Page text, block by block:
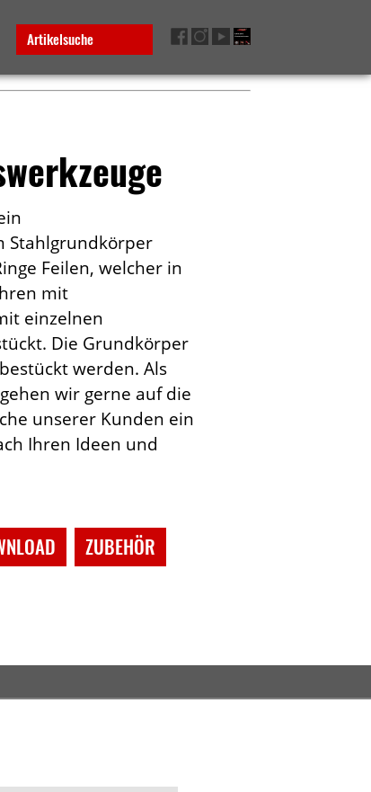
Artikelsuche
Stahlgrundkörper
Feilen, welcher in
mit
einzelnen
Die Grundkörper
werden. Als
wir gerne auf die
unserer Kunden ein
Ihren Ideen und
ZUBEHÖR